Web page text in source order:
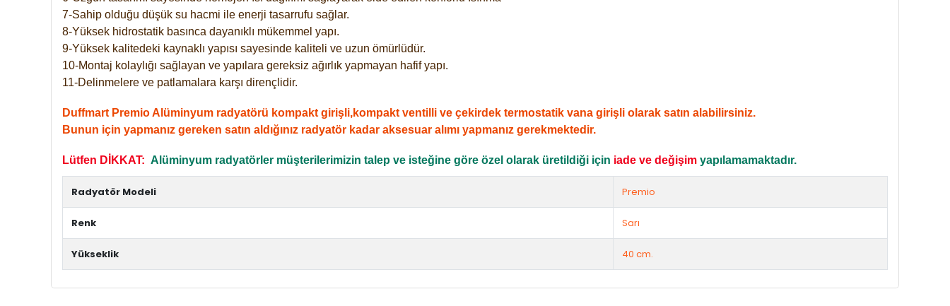
7-Sahip olduğu düşük su hacmi ile enerji tasarrufu sağlar.
8-Yüksek hidrostatik basınca dayanıklı mükemmel yapı.
9-Yüksek kalitedeki kaynaklı yapısı sayesinde kaliteli ve uzun ömürlüdür.
10-Montaj kolaylığı sağlayan ve yapılara gereksiz ağırlık yapmayan hafif yapı.
11-Delinmelere ve patlamalara karşı dirençlidir.
Duffmart Premio Alüminyum radyatörü kompakt girişli,kompakt ventilli ve çekirdek termostatik vana girişli olarak satın alabilirsiniz.
Bunun için yapmanız gereken satın aldığınız radyatör kadar aksesuar alımı yapmanız gerekmektedir.
Lütfen DİKKAT: Alüminyum radyatörler müşterilerimizin talep ve isteğine göre özel olarak üretildiği için iade ve değişim yapılamamaktadır.
Radyatör Modeli Premio
Renk Sarı
Yükseklik 40 cm.